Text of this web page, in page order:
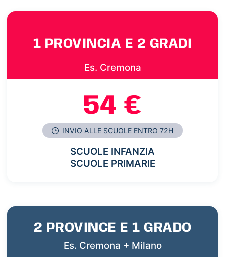
1 PROVINCIA E 2 GRADI
Es. Cremona
54 €
INVIO ALLE SCUOLE ENTRO 72H
SCUOLE INFANZIA
SCUOLE PRIMARIE
2 PROVINCE E 1 GRADO
Es. Cremona + Milano